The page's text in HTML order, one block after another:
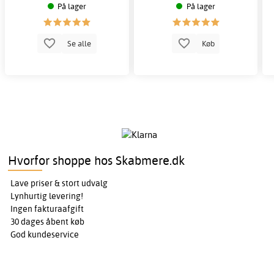
På lager
Se alle
På lager
Køb
Hvorfor shoppe hos Skabmere.dk
Lave priser & stort udvalg
Lynhurtig levering!
Ingen fakturaafgift
30 dages åbent køb
God kundeservice